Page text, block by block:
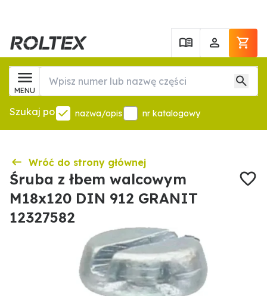
MENU
Szukaj po nazwa/opis nr katalogowy
Wróć do strony głównej
Śruba z łbem walcowym
M18x120 DIN 912 GRANIT
12327582